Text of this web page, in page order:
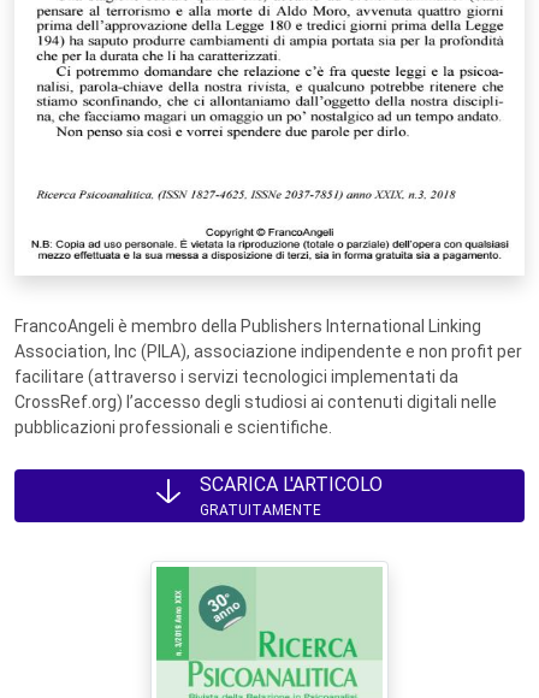
FrancoAngeli è membro della Publishers International Linking
Association, Inc (PILA), associazione indipendente e non profit per
facilitare (attraverso i servizi tecnologici implementati da
CrossRef.org) l’accesso degli studiosi ai contenuti digitali nelle
pubblicazioni professionali e scientifiche.
SCARICA L'ARTICOLO
GRATUITAMENTE